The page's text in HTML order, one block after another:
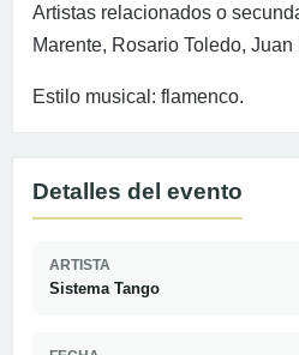
Artistas relacionados o
Marente, Rosario Toledo, Juan
Estilo musical: flamenco.
Detalles del evento
ARTISTA
Sistema Tango